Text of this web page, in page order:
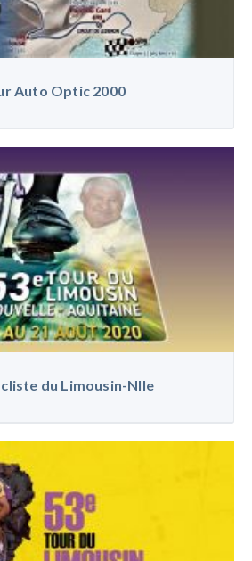
Auto Optic 2000
du Limousin-Nlle